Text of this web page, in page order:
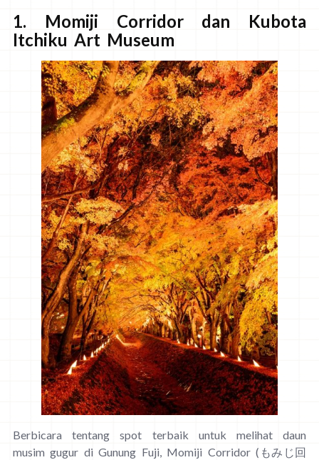
1. Momiji Corridor dan Kubota
Itchiku Art Museum
Berbicara tentang spot terbaik untuk melihat daun
musim gugur di Gunung Fuji, Momiji Corridor (もみじ回